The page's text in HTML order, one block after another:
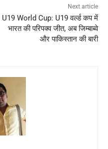
Next article
U19 World Cup: U19 वर्ल्ड कप में
भारत की परिपक्व जीत, अब जिम्बाब्वे
और पाकिस्तान की बारी